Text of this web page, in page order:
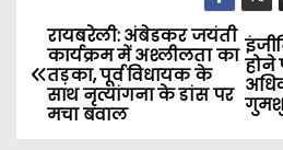
P
o
होने
रायबरेली: अंबेडकर जयंती
कार्यक्रम में अश्लीलता का
तड़का, पूर्व विधायक के
साथ नृत्यांगना के डांस पर
मचा बवाल